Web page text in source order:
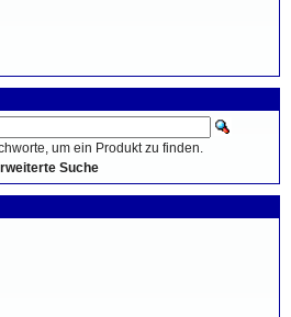
um ein Produkt zu finden.
Suche